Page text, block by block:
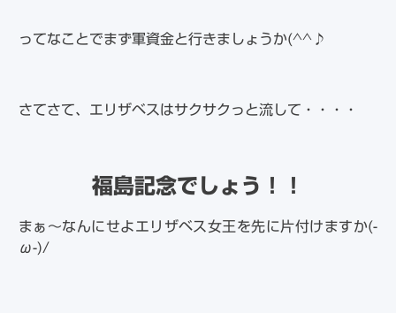
ってなことでまず軍資金と行きましょうか(^^♪
さてさて、エリザベスはサクサクっと流して・・・・
福島記念でしょう！！
まぁ～なんにせよエリザベス女王を先に片付けますか(-
ω-)/